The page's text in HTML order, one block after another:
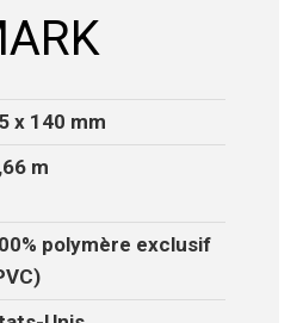
x 140 mm
m
polymère exclusif